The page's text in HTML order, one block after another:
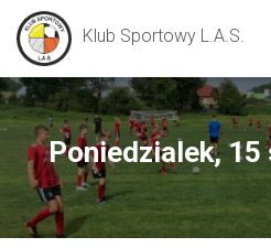
Klub Sportowy L.A.S.
Poniedzialek,